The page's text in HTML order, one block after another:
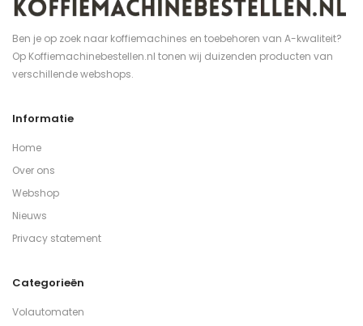
Ben je op zoek naar koffiemachines en toebehoren van A-kwaliteit?
Op Koffiemachinebestellen.nl tonen wij duizenden producten van
verschillende webshops.
Informatie
Home
Over ons
Webshop
Nieuws
Privacy statement
Categorieën
Volautomaten